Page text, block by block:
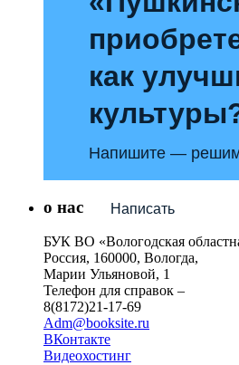
как
Напишите —
Написать
о нас
БУК ВО «Вологодская
Россия, 160000, Вологда,
Марии Ульяновой, 1
Телефон для справок –
8(8172)21-17-69
Adm@booksite.ru
ВКонтакте
Видеохостинг